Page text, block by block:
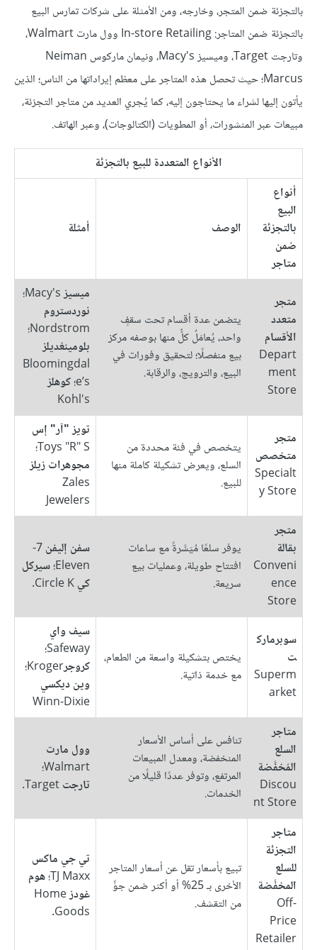
بالتجزئة ضمن المتجر، وخارجه، ومن الأمثلة على شركات تمارس البيع
بالتجزئة ضمن المتاجر: In-store Retailing وول مارت Walmart،
وتارجت Target، وميسيز Macy's، ونيمان ماركوس Neiman
Marcus؛ حيث تحصل هذه المتاجر على معظم إيراداتها من الناس؛ الذين
يأتون إليها لشراء ما يحتاجون إليه، كما يُجري العديد من متاجر التجزئة،
مبيعات عبر المنشورات، أو المطويات (الكتالوجات)، وعبر الهاتف.
الأنواع المتعددة للبيع بالتجزئة
أنواع
البيع
بالتجزئة
ضمن
متاجر
الوصف أمثلة
متجر
متعدد
الأقسام
Depart
ment
Store
يتضمن عدة أقسام تحت سقفٍ
واحد، يُعامَلُ كلٌّ منها بوصفه مركز
بيع منفصلًا؛ لتحقيق وفورات في
البيع، والترويج، والرقابة.
ميسيزMacy's؛
نوردستروم
Nordstrom؛
بلومينغديلز
Bloomingdal
e’s؛ كوهلز
Kohl's
متجر
متخصص
Specialt
y Store
يتخصص في فئة محددة من
السلع، ويعرض تشكيلة كاملة منها
للبيع.
تويز "آر" إس
Toys "R" S؛
مجوهرات زيلز
Zales
Jewelers
متجر
بقالة
Conveni
ence
Store
يوفر سلعًا مُيَسَّرةً مع ساعات
افتتاح طويلة، وعمليات بيع
سريعة.
سفن إليفن 7-
Eleven؛ سيركل
كي
سوبرمارك
ت
Superm
arket
يختص بتشكيلة واسعة من الطعام،
مع خدمة ذاتية.
سيف واي
Safeway؛
كروجرKroger؛
وين ديكسي
Winn-Dixie
متاجر
السلع
المُخفَّضة
Discou
nt Store
تنافس على أساس الأسعار
المنخفضة، ومعدل المبيعات
المرتفع، وتوفر عددًا قليلًا من
الخدمات.
وول مارت
Walmart؛
تارجت
متاجر
التجزئة
للسلع
المخفَّضة
Off-
Price
Retailer
تبيع بأسعار تقل عن أسعار المتاجر
الأخرى بـ 25% أو أكثر ضمن جوٍّ
من التقشف.
تي جي ماكس
TJ Maxx؛ هوم
غودزHome
Goods.